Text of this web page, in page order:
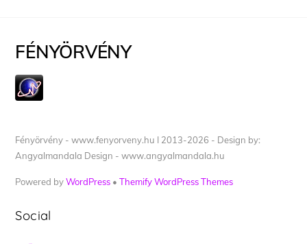
FÉNYÖRVÉNY
Fényörvény - www.fenyorveny.hu I 2013-2026 - Design by:
Angyalmandala Design - www.angyalmandala.hu
Powered byWordPress •Themify WordPress Themes
Social